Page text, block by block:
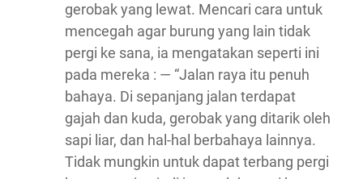
gerobak yang lewat. Mencari cara untuk
mencegah agar burung yang lain tidak
pergi ke sana, ia mengatakan seperti ini
pada mereka : — “Jalan raya itu penuh
bahaya. Di sepanjang jalan terdapat
gajah dan kuda, gerobak yang ditarik oleh
sapi liar, dan hal-hal berbahaya lainnya.
Tidak mungkin untuk dapat terbang pergi